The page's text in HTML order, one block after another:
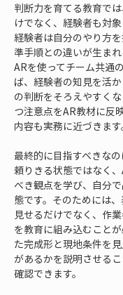
判断力を育てる教育で
けでなく、経験者も対象
経験者は自分のやり方
準手順との違いが生まれ
ARを使ってチーム共通
ば、経験者の知見を活
の判断をそろえやすく
つ注意点をAR教材に反
内容も実務に近づきます
最終的に目指すべきな
頼りきる状態ではなく
べき観点を学び、自分
態です。そのためには
見せるだけでなく、作
を教育に組み込むこと
た完成形と現地条件を
があるかを説明させる
確認できます。